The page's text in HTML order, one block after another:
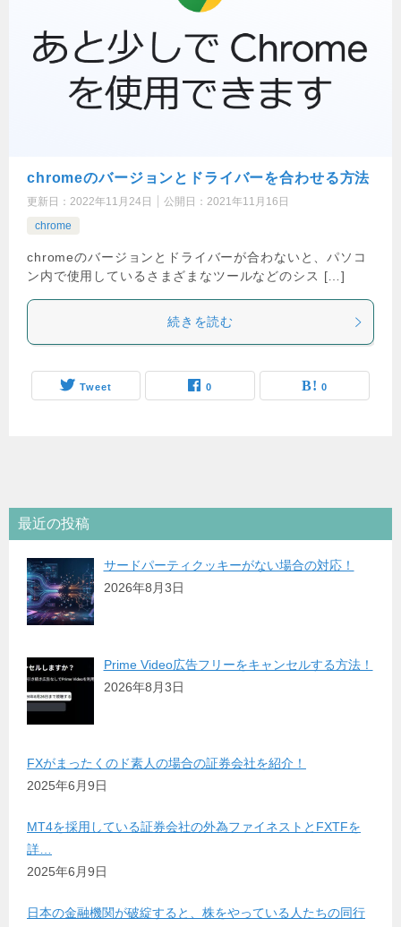
chromeのバージョンとドライバーを合わせる方法
更新日： 2022年11月24日 公開日： 2021年11月16日
chrome
chromeのバージョンとドライバーが合わないと、パソコ
ン内で使用しているさまざまなツールなどのシス […]
続きを読む
Tweet 0 0
最近の投稿
サードパーティクッキーがない場合の対応！
2026年8月3日
Prime Video広告フリーをキャンセルする方法！
2026年8月3日
FXがまったくのド素人の場合の証券会社を紹介！
2025年6月9日
MT4を採用している証券会社の外為ファイネストとFXTFを
詳…
2025年6月9日
日本の金融機関が破綻すると、株をやっている人たちの同行